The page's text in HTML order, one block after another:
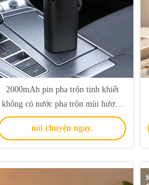
2000mAh pin pha trộn tinh khiết
không có nước pha trộn mùi hương
hai chất lỏng công nghệ atomization
nói chuyện ngay.